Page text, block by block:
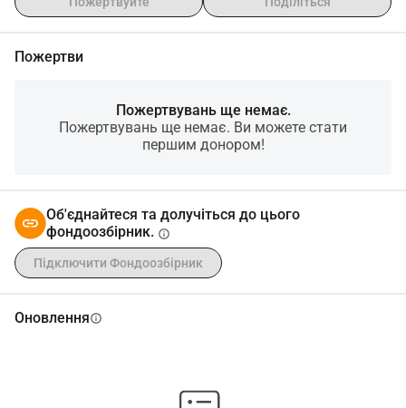
Пожертви
Пожертвувань ще немає.
Пожертвувань ще немає. Ви можете стати
першим донором!
Об'єднайтеся та долучіться до цього
фондоозбірник. info
Підключити Фондоозбірник
Оновленняinfo